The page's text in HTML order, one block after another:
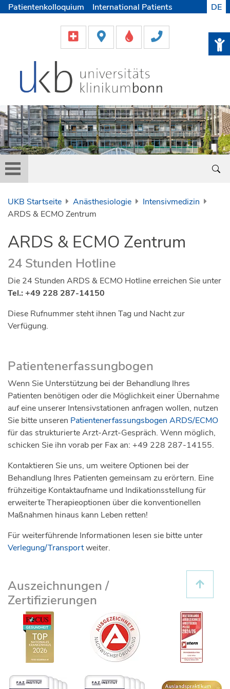
Patientenkolloquium
International Patients
Helfen & Spenden
Medien
DE
UKB Startseite Anästhesiologie
Intensivmedizin
ARDS & ECMO Zentrum
ARDS & ECMO Zentrum
24 Stunden Hotline
Die 24 Stunden ARDS & ECMO Hotline erreichen Sie unter
Tel.: +49 228 287-14150
Diese Rufnummer steht ihnen Tag und Nacht zur
Verfügung.
Patientenerfassungbogen
Wenn Sie Unterstützung bei der Behandlung Ihres
Patienten benötigen oder die Möglichkeit einer Übernahme
auf eine unserer Intensivstationen anfragen wollen, nutzen
Sie bitte unseren Patientenerfassungsbogen ARDS/ECMO
für das strukturierte Arzt-Arzt-Gespräch. Wenn möglich,
schicken Sie ihn vorab per Fax an: +49 228 287-14155.
Kontaktieren Sie uns, um weitere Optionen bei der
Behandlung Ihres Patienten gemeinsam zu erörtern. Eine
frühzeitige Kontaktaufname und Indikationsstellung für
erweiterte Therapieoptionen über die konventionellen
Maßnahmen hinaus kann Leben retten!
Für weiterführende Informationen lesen sie bitte unter
Verlegung/Transportweiter.
Auszeichnungen /
Zertifizierungen